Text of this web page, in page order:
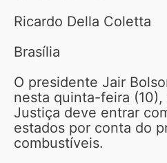
Ricardo Della Coletta
Brasília
O presidente Jair
nesta quinta-feira
Justiça deve entrar
estados por conta do
combustíveis.